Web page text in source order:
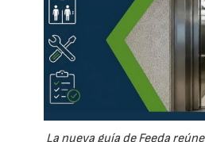
La nueva guía de Feeda